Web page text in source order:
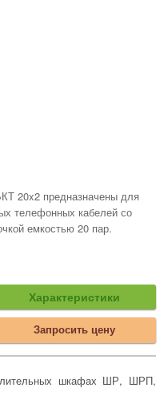
20x2 предназначены для
телефонных кабелей со
емкостью 20 пар.
Характеристики
Запросить цену
шкафах ШР, ШРП,